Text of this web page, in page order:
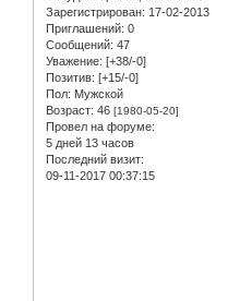
Зарегистрирован: 17-02-2013
Приглашений: 0
Сообщений: 47
Уважение: [+38/-0]
Позитив: [+15/-0]
Пол: Мужской
Возраст: 46 [1980-05-20]
Провел на форуме:
5 дней 13 часов
Последний визит:
09-11-2017 00:37:15